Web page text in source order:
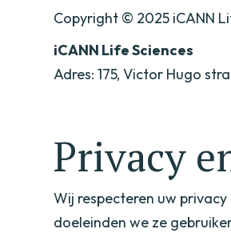
Copyright © 2025 iCANN
iCANN Life Sciences
Adres: 175, Victor Hugo
Privacy
Wij respecteren uw
doeleinden we ze